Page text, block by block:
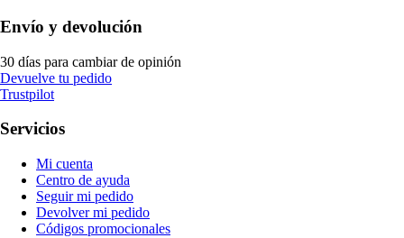
Envío y devolución
30 días para cambiar de opinión
Devuelve tu pedido
Trustpilot
Servicios
Mi cuenta
Centro de ayuda
Seguir mi pedido
Devolver mi pedido
Códigos promocionales